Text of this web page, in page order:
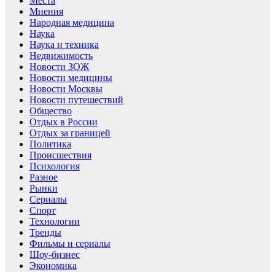
Мнения
Народная медицина
Наука
Наука и техника
Недвижимость
Новости ЗОЖ
Новости медицины
Новости Москвы
Новости путешествий
Общество
Отдых в России
Отдых за границей
Политика
Происшествия
Психология
Разное
Рынки
Сериалы
Спорт
Технологии
Тренды
Фильмы и сериалы
Шоу-бизнес
Экономика